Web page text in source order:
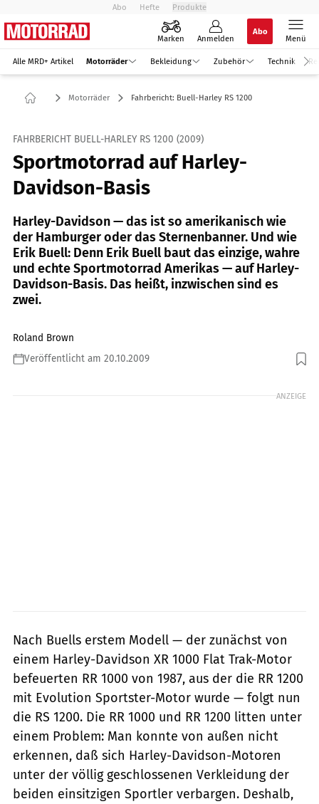
Abo Hefte Produkte
Marken Anmelden
Abo
Menü
Alle MRD+ Artikel Motorräder Bekleidung Zubehör Technik
Motorräder Fahrbericht: Buell-Harley RS 1200
FAHRBERICHT BUELL-HARLEY RS 1200 (2009)
Sportmotorrad auf Harley-
Davidson-Basis
Harley-Davidson — das ist so amerikanisch wie
der Hamburger oder das Sternenbanner. Und wie
Erik Buell: Denn Erik Buell baut das einzige, wahre
und echte Sportmotorrad Amerikas — auf Harley-
Davidson-Basis. Das heißt, inzwischen sind es
zwei.
Roland Brown
Veröffentlicht am 20.10.2009
Foto: Foto: Archiv
ANZEIGE
Nach Buells erstem Modell — der zunächst von
einem Harley-Davidson XR 1000 Flat Trak-Motor
befeuerten RR 1000 von 1987, aus der die RR 1200
mit Evolution Sportster-Motor wurde — folgt nun
die RS 1200. Die RR 1000 und RR 1200 litten unter
einem Problem: Man konnte von außen nicht
erkennen, daß sich Harley-Davidson-Motoren
unter der völlig geschlossenen Verkleidung der
beiden einsitzigen Sportler verbargen. Deshalb,